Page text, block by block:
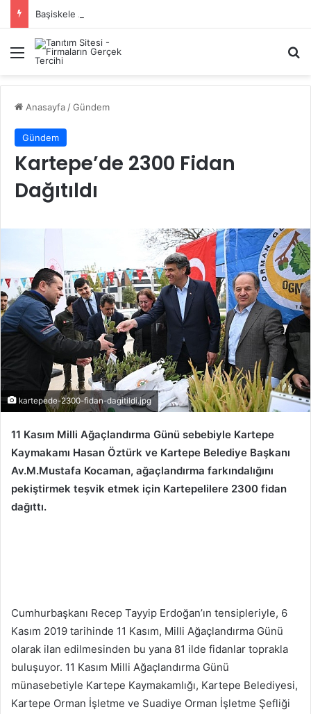
Başiskele Acil Çilingir Hizmeti İçin Doğru Adres Neresi?
Menü
Anasayfa /Gündem
Gündem
Kartepe’de 2300 Fidan
Dağıtıldı
kartepede-2300-fidan-dagitildi.jpg
11 Kasım Milli Ağaçlandırma Günü sebebiyle Kartepe
Kaymakamı Hasan Öztürk ve Kartepe Belediye Başkanı
Av.M.Mustafa Kocaman, ağaçlandırma farkındalığını
pekiştirmek teşvik etmek için Kartepelilere 2300 fidan
dağıttı.
Cumhurbaşkanı Recep Tayyip Erdoğan’ın tensipleriyle, 6
Kasım 2019 tarihinde 11 Kasım, Milli Ağaçlandırma Günü
olarak ilan edilmesinden bu yana 81 ilde fidanlar toprakla
buluşuyor. 11 Kasım Milli Ağaçlandırma Günü
münasebetiyle Kartepe Kaymakamlığı, Kartepe Belediyesi,
Kartepe Orman İşletme ve Suadiye Orman İşletme Şefliği